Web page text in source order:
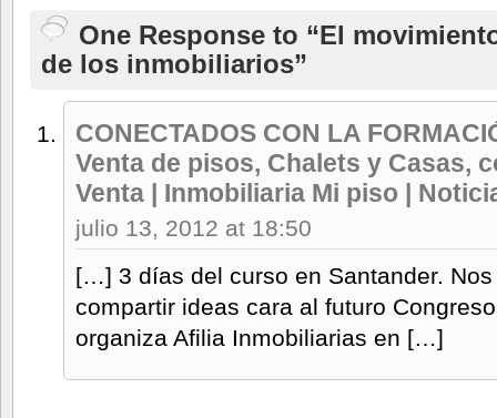
One Response to “El
de los inmobiliarios”
CONECTADOS CON LA
Venta de pisos, Chalets y Casas,
Venta | Inmobiliaria Mi piso |
julio 13, 2012 at 18:50
[…] 3 días del curso en Santander.
compartir ideas cara al futuro
organiza Afilia Inmobiliarias en […]